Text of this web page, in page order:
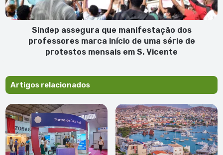
início
de
em
S.
Sindep assegura que manifestação dos
professores marca início de uma série de
protestos mensais em S. Vicente
Artigos relacionados